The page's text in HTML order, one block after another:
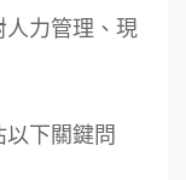
力管理、現
下關鍵問